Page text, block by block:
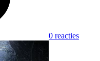
0 reacties